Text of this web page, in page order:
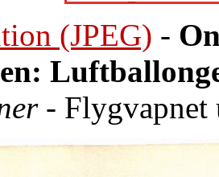
(JPEG) -
- Flygvapnet